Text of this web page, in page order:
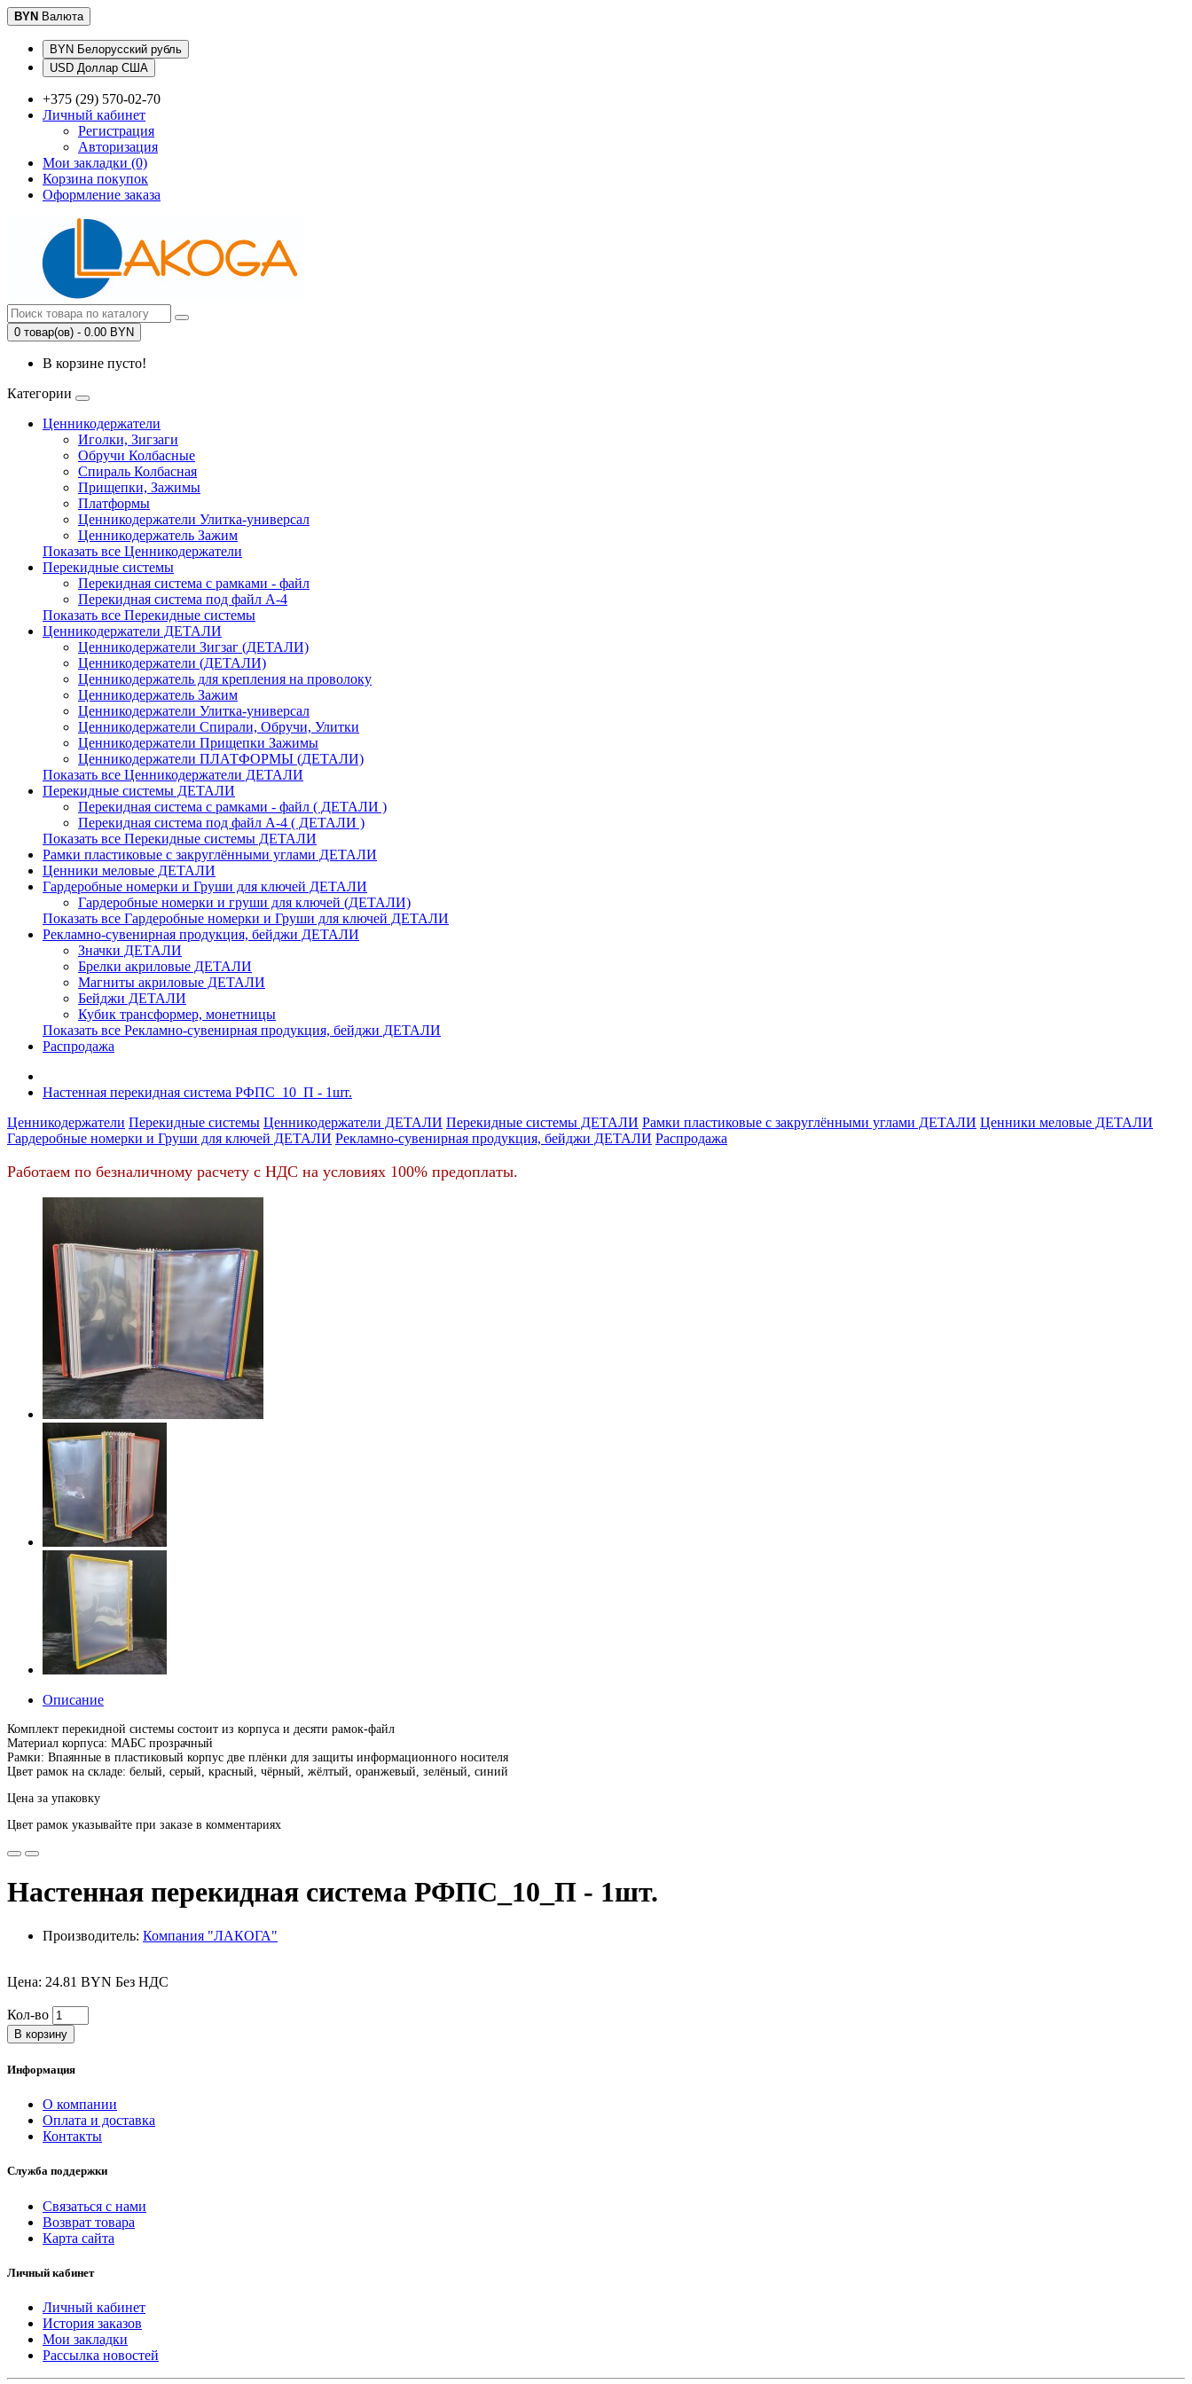
BYN Валюта
BYN Белорусский рубль
USD Доллар США
+375 (29) 570-02-70
Личный кабинет
Регистрация
Авторизация
Мои закладки (0)
Корзина покупок
Оформление заказа
0 товар(ов) - 0.00 BYN
В корзине пусто!
Категории
Ценникодержатели
Иголки, Зигзаги
Обручи Колбасные
Cпираль Колбасная
Прищепки, Зажимы
Платформы
Ценникодержатели Улитка-универсал
Ценникодержатель Зажим
Показать все Ценникодержатели
Перекидные системы
Перекидная система с рамками - файл
Перекидная система под файл А-4
Показать все Перекидные системы
Ценникодержатели ДЕТАЛИ
Ценникодержатели Зигзаг (ДЕТАЛИ)
Ценникодержатели (ДЕТАЛИ)
Ценникодержатель для крепления на проволоку
Ценникодержатель Зажим
Ценникодержатели Улитка-универсал
Ценникодержатели Спирали, Обручи, Улитки
Ценникодержатели Прищепки Зажимы
Ценникодержатели ПЛАТФОРМЫ (ДЕТАЛИ)
Показать все Ценникодержатели ДЕТАЛИ
Перекидные системы ДЕТАЛИ
Перекидная система с рамками - файл ( ДЕТАЛИ )
Перекидная система под файл А-4 ( ДЕТАЛИ )
Показать все Перекидные системы ДЕТАЛИ
Рамки пластиковые c закруглёнными углами ДЕТАЛИ
Ценники меловые ДЕТАЛИ
Гардеробные номерки и Груши для ключей ДЕТАЛИ
Гардеробные номерки и груши для ключей (ДЕТАЛИ)
Показать все Гардеробные номерки и Груши для ключей ДЕТАЛИ
Рекламно-сувенирная продукция, бейджи ДЕТАЛИ
Значки ДЕТАЛИ
Брелки акриловые ДЕТАЛИ
Магниты акриловые ДЕТАЛИ
Бейджи ДЕТАЛИ
Кубик трансформер, монетницы
Показать все Рекламно-сувенирная продукция, бейджи ДЕТАЛИ
Распродажа
Настенная перекидная система РФПС_10_П - 1шт.
Ценникодержатели Перекидные системы Ценникодержатели ДЕТАЛИ Перекидные системы ДЕТАЛИ Рамки пластиковые c закруглёнными углами ДЕТАЛИ Ценники меловые ДЕТАЛИ
Гардеробные номерки и Груши для ключей ДЕТАЛИ Рекламно-сувенирная продукция, бейджи ДЕТАЛИ Распродажа
Работаем по безналичному расчету с НДС на условиях 100% предоплаты.
Описание
Комплект перекидной системы состоит из корпуса и десяти рамок-файл
Материал корпуса: МАБС прозрачный
Рамки: Впаянные в пластиковый корпус две плёнки для защиты информационного носителя
Цвет рамок на складе: белый, серый, красный, чёрный, жёлтый, оранжевый, зелёный, синий
Цена за упаковку
Цвет рамок указывайте при заказе в комментариях
Настенная перекидная система РФПС_10_П - 1шт.
Производитель: Компания "ЛАКОГА"
Цена: 24.81 BYN Без НДС
Кол-во
В корзину
Информация
О компании
Оплата и доставка
Контакты
Служба поддержки
Связаться с нами
Возврат товара
Карта сайта
Личный кабинет
Личный кабинет
История заказов
Мои закладки
Рассылка новостей